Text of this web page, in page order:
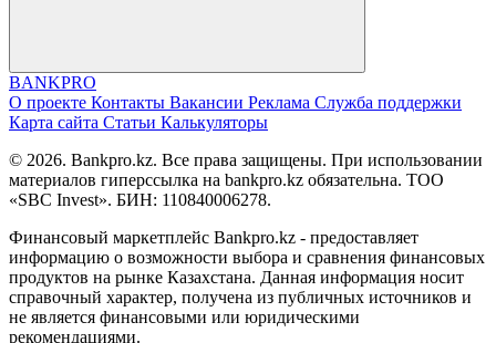
BANKPRO
О проекте Контакты Вакансии Реклама Служба поддержки
Карта сайта Статьи Калькуляторы
© 2026. Bankpro.kz. Все права защищены. При использовании
материалов гиперссылка на bankpro.kz обязательна. ТОО
«SBC Invest». БИН: 110840006278.
Финансовый маркетплейс Bankpro.kz - предоставляет
информацию о возможности выбора и сравнения финансовых
продуктов на рынке Казахстана. Данная информация носит
справочный характер, получена из публичных источников и
не является финансовыми или юридическими
рекомендациями.